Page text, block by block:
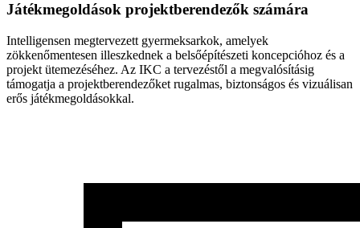
Játékmegoldások projektberendezők számára
Intelligensen megtervezett gyermeksarkok, amelyek
zökkenőmentesen illeszkednek a belsőépítészeti koncepcióhoz és a
projekt ütemezéséhez. Az IKC a tervezéstől a megvalósításig
támogatja a projektberendezőket rugalmas, biztonságos és vizuálisan
erős játékmegoldásokkal.